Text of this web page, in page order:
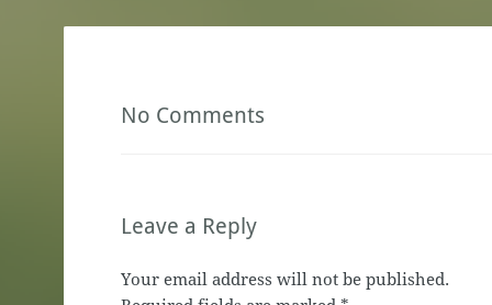
No Comments
Leave a Reply
Your email address will not be published.